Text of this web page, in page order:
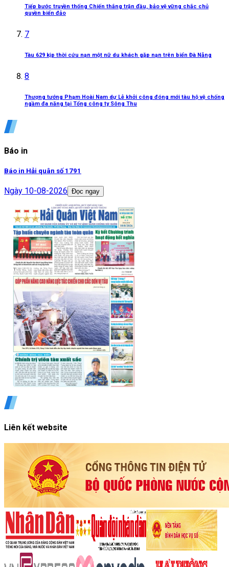
Tiếp bước truyền thống Chiến thắng trận đầu, bảo vệ vững chắc chủ
quyền biển đảo
7
Tàu 629 kịp thời cứu nạn một nữ du khách gặp nạn trên biển Đà Nẵng
8
Thượng tướng Phạm Hoài Nam dự Lễ khởi công đóng mới tàu hộ vệ chống
ngầm đa năng tại Tổng công ty Sông Thu
Báo in
Báo in Hải quân số 1791
Ngày 10-08-2026 Đọc ngay
Liên kết website